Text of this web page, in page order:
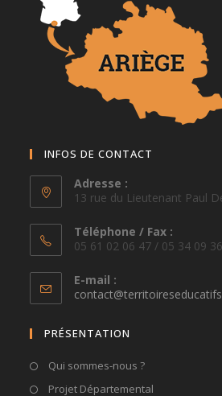
INFOS DE CONTACT
Adresse :
13 rue du Lieutenant Paul
Téléphone / Fax :
05 61 02 06 47 / 05 34 09
E-mail :
PRÉSENTATION
Qui sommes-nous ?
Projet Départemental